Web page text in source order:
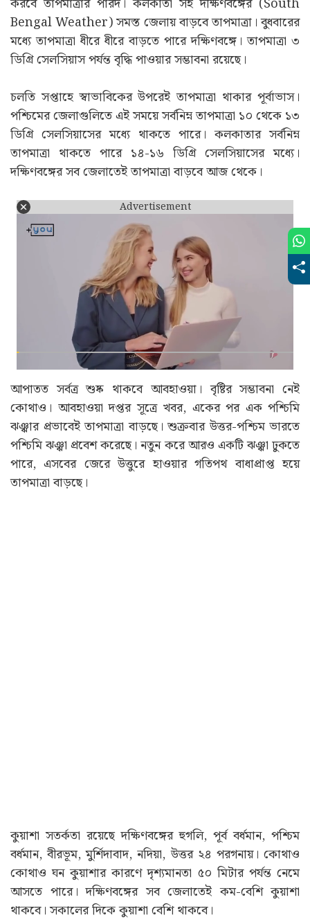
Bengal Weather) সমস্ত জেলায় বাড়বে তাপমাত্রা। বুধবারের
মধ্যে তাপমাত্রা ধীরে ধীরে বাড়তে পারে দক্ষিণবঙ্গে। তাপমাত্রা ৩
ডিগ্রি সেলসিয়াস পর্যন্ত বৃদ্ধি পাওয়ার সম্ভাবনা রয়েছে।
চলতি সপ্তাহে স্বাভাবিকের উপরেই তাপমাত্রা থাকার পূর্বাভাস।
পশ্চিমের জেলাগুলিতে এই সময়ে সর্বনিম্ন তাপমাত্রা ১০ থেকে ১৩
ডিগ্রি সেলসিয়াসের মধ্যে থাকতে পারে। কলকাতার সর্বনিম্ন
তাপমাত্রা থাকতে পারে ১৪-১৬ ডিগ্রি সেলসিয়াসের মধ্যে।
দক্ষিণবঙ্গের সব জেলাতেই তাপমাত্রা বাড়বে আজ থেকে।
Advertisement
আপাতত সর্বত্র শুষ্ক থাকবে আবহাওয়া। বৃষ্টির সম্ভাবনা নেই
কোথাও। আবহাওয়া দপ্তর সূত্রে খবর, একের পর এক পশ্চিমি
ঝঞ্ঝার প্রভাবেই তাপমাত্রা বাড়ছে। শুক্রবার উত্তর-পশ্চিম ভারতে
পশ্চিমি ঝঞ্ঝা প্রবেশ করেছে। নতুন করে আরও একটি ঝঞ্ঝা ঢুকতে
পারে, এসবের জেরে উত্তুরে হাওয়ার গতিপথ বাধাপ্রাপ্ত হয়ে
তাপমাত্রা বাড়ছে।
কুয়াশা সতর্কতা রয়েছে দক্ষিণবঙ্গের হুগলি, পূর্ব বর্ধমান, পশ্চিম
বর্ধমান, বীরভূম, মুর্শিদাবাদ, নদিয়া, উত্তর ২৪ পরগনায়। কোথাও
কোথাও ঘন কুয়াশার কারণে দৃশ্যমানতা ৫০ মিটার পর্যন্ত নেমে
আসতে পারে। দক্ষিণবঙ্গের সব জেলাতেই কম-বেশি কুয়াশা
থাকবে। সকালের দিকে কুয়াশা বেশি থাকবে।